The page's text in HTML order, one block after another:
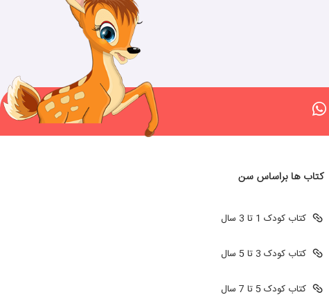
کتاب ها براساس سن
کتاب کودک 1 تا 3 سال
کتاب کودک 3 تا 5 سال
کتاب کودک 5 تا 7 سال